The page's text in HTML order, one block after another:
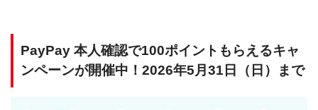
PayPay 本人確認で100ポイントもらえるキャ
ンペーンが開催中！2026年5月31日（日）まで